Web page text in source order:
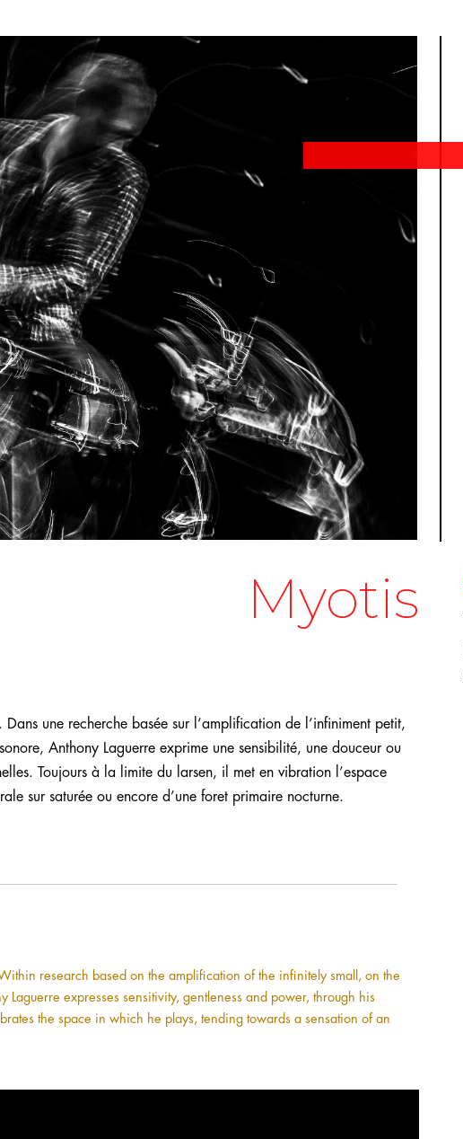
Myotis
une recherche basée sur l’amplification de l’infiniment petit,
Anthony Laguerre exprime une sensibilité, une douceur ou
Toujours à la limite du larsen, il met en vibration l’espace
sur saturée ou encore d’une foret primaire nocturne.
research based on the amplification of the infinitely small, on the
expresses sensitivity, gentleness and power, through his
the space in which he plays, tending towards a sensation of an